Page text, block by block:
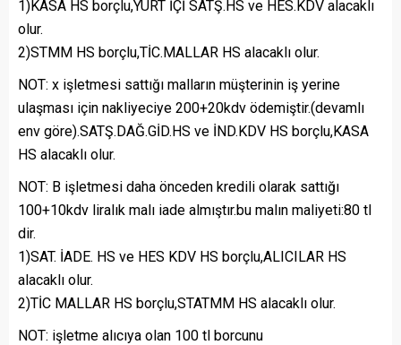
1)KASA HS borçlu,YURT İÇİ SATŞ.HS ve HES.KDV alacaklı
olur.
2)STMM HS borçlu,TİC.MALLAR HS alacaklı olur.
NOT: x işletmesi sattığı malların müşterinin iş yerine
ulaşması için nakliyeciye 200+20kdv ödemiştir.(devamlı
env göre).SATŞ.DAĞ.GİD.HS ve İND.KDV HS borçlu,KASA
HS alacaklı olur.
NOT: B işletmesi daha önceden kredili olarak sattığı
100+10kdv liralık malı iade almıştır.bu malın maliyeti:80 tl
dir.
1)SAT. İADE. HS ve HES KDV HS borçlu,ALICILAR HS
alacaklı olur.
2)TİC MALLAR HS borçlu,STATMM HS alacaklı olur.
NOT: işletme alıcıya olan 100 tl borcunu